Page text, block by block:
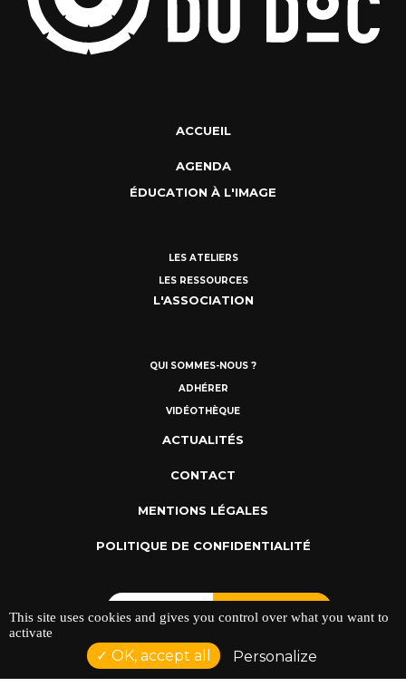
ACCUEIL
AGENDA
ÉDUCATION À L'IMAGE
LES ATELIERS
LES RESSOURCES
L'ASSOCIATION
QUI SOMMES-NOUS ?
ADHÉRER
VIDÉOTHÈQUE
ACTUALITÉS
CONTACT
MENTIONS LÉGALES
POLITIQUE DE CONFIDENTIALITÉ
This site uses cookies and gives you control over what you want to
activate
OK, accept all Personalize